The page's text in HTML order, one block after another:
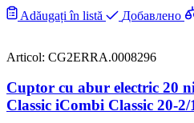
Adăugați în listă Добавлено
Articol: CG2ERRA.0008296
Cuptor cu abur electric 20
Classic iCombi Classic 20-2/